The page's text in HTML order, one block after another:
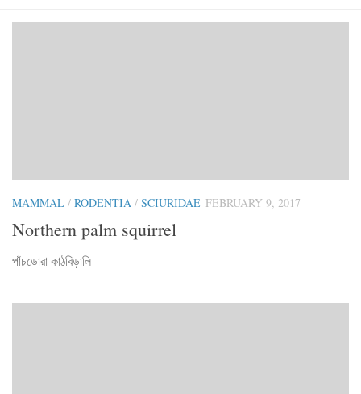
MAMMAL / RODENTIA / SCIURIDAE FEBRUARY 9, 2017
Northern palm squirrel
পাঁচডোরা কাঠবিড়ালি